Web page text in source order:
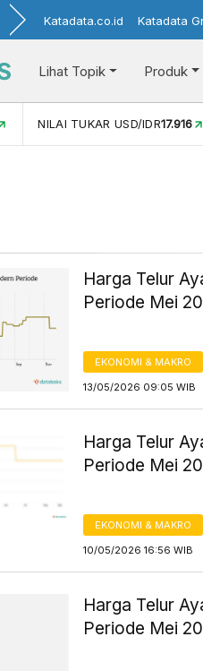
Katadata.co.id Katadata
Lihat Topik Produk
INFLASI YOY (JUL)2,88%
Harga Telur
Periode Mei
EKONOMI & MAKRO
13/05/2026 09:05 WIB
Harga Telur
Periode Mei
EKONOMI & MAKRO
10/05/2026 16:56 WIB
Harga Telur
Periode Mei